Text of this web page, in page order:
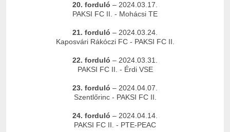
20. forduló – 2024.03.17.
PAKSI FC II. - Mohácsi TE
21. forduló – 2024.03.24.
Kaposvári Rákóczi FC - PAKSI FC II.
22. forduló – 2024.03.31.
PAKSI FC II. - Érdi VSE
23. forduló – 2024.04.07.
Szentlőrinc - PAKSI FC II.
24. forduló – 2024.04.14.
PAKSI FC II. - PTE-PEAC